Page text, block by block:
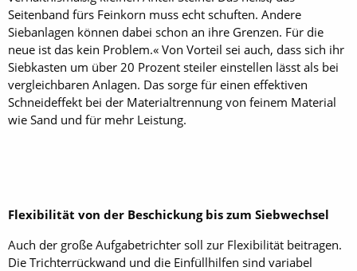
Seitenband fürs Feinkorn muss echt schuften. Andere
Siebanlagen können dabei schon an ihre Grenzen. Für die
neue ist das kein Problem.« Von Vorteil sei auch, dass sich ihr
Siebkasten um über 20 Prozent steiler einstellen lässt als bei
vergleichbaren Anlagen. Das sorge für einen effektiven
Schneideffekt bei der Materialtrennung von feinem Material
wie Sand und für mehr Leistung.
Flexibilität von der Beschickung bis zum Siebwechsel
Auch der große Aufgabetrichter soll zur Flexibilität beitragen.
Die Trichterrückwand und die Einfüllhilfen sind variabel